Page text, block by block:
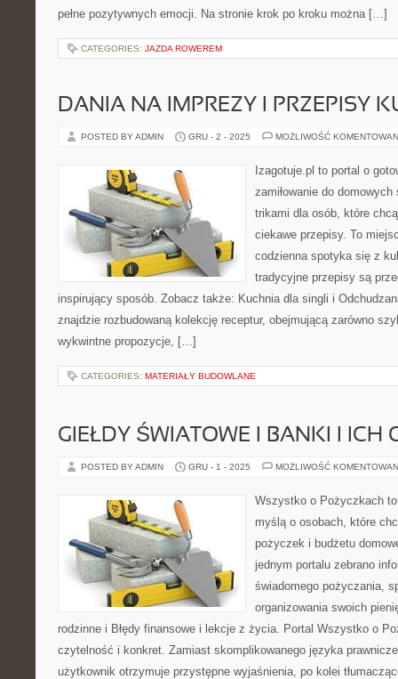
pełne pozytywnych emocji. Na stronie krok po kroku można […]
CATEGORIES: JAZDA ROWEREM
DANIA NA IMPREZY I PRZEPISY
POSTED BY ADMIN GRU - 2 - 2025 MOŻLIWOŚĆ
Izagotuje.pl to portal o
zamiłowanie do
trikami dla osób, które
ciekawe przepisy. To
codzienna spotyka się z
tradycyjne przepisy są
inspirujący sposób. Zobacz także: Kuchnia dla singli i
znajdzie rozbudowaną kolekcję receptur, obejmującą zarówno
wykwintne propozycje, […]
CATEGORIES: MATERIAŁY BUDOWLANE
GIEŁDY ŚWIATOWE I BANKI I ICH
POSTED BY ADMIN GRU - 1 - 2025 MOŻLIWOŚĆ
Wszystko o Pożyczkach
myślą o osobach, które
pożyczek i budżetu
jednym portalu zebrano
świadomego pożyczania,
organizowania swoich
rodzinne i Błędy finansowe i lekcje z życia. Portal Wszystko o
czytelność i konkret. Zamiast skomplikowanego języka
użytkownik otrzymuje przystępne wyjaśnienia, po kolei